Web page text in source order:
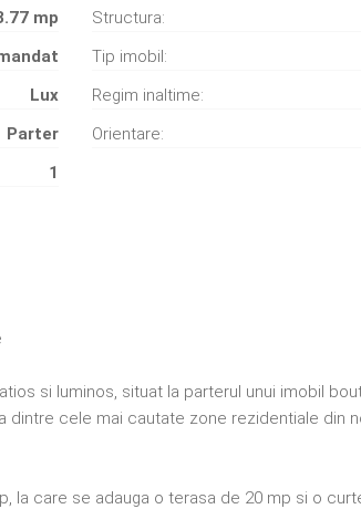
mp
Lux
Parter
1
Structura:
Tip imobil:
Regim inaltime:
Orientare:
si luminos, situat la parterul unui imobil
dintre cele mai cautate zone rezidentiale din
la care se adauga o terasa de 20 mp si o